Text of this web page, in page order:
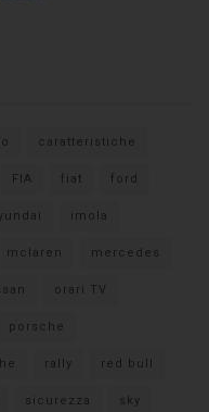
caratteristiche
FIA fiat ford
imola
mclaren mercedes
orari TV
porsche
rally red bull
sicurezza sky